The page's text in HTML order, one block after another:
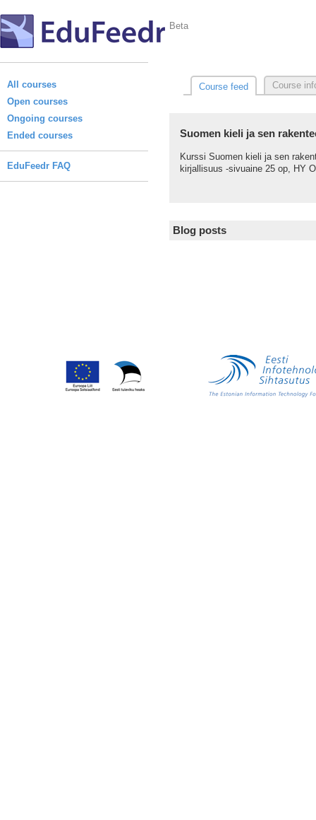
Beta
All courses
Open courses
Ongoing courses
Ended courses
EduFeedr FAQ
Course feed Course
Suomen kieli ja sen
Kurssi Suomen kieli ja sen
kirjallisuus -sivuaine 25 op, HY
Blog posts